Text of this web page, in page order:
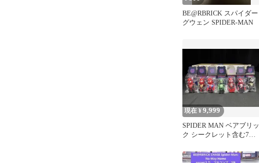
BE@RBRICK スパイダー
グウェン SPIDER-MAN
現在 ¥9,999
SPIDER MAN ベアブリッ
ク シークレット含む7個